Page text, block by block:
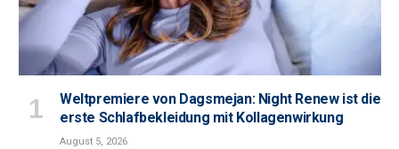
Weltpremiere von Dagsmejan: Night Renew ist die
erste Schlafbekleidung mit Kollagenwirkung
August 5, 2026